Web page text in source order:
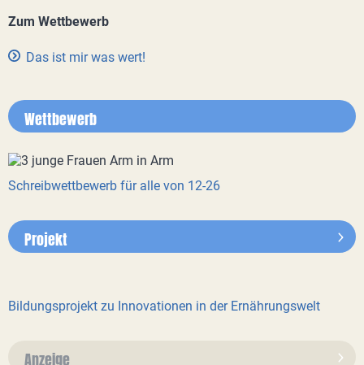
Zum Wettbewerb
Das ist mir was wert!
Wettbewerb
Schreibwettbewerb für alle von 12-26
Projekt
Bildungsprojekt zu Innovationen in der Ernährungswelt
Anzeige